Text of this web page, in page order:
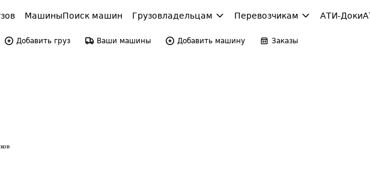
МашиныПоиск машин Грузовладельцам Перевозчикам АТИ-Доки
Добавить груз Ваши машины Добавить машину Заказы